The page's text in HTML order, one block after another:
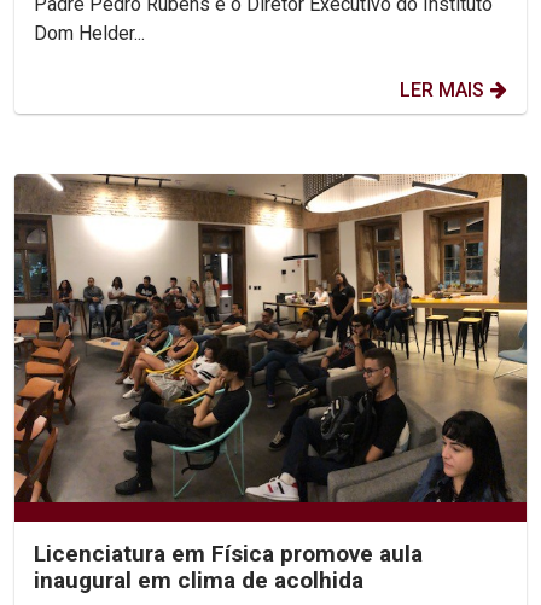
Dom Helder...
LER MAIS
Licenciatura em Física promove aula
inaugural em clima de acolhida